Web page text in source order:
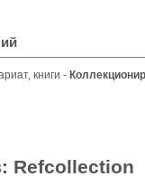
книги -
Refcollection